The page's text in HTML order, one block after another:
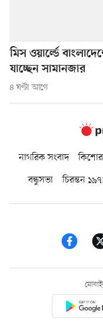
মিস ওয়ার্ল্ডে
যাচ্ছেন সামানজার
৪ ঘণ্টা আগে
নাগরিক সংবাদ
বন্ধুসভা
চিরন্তন